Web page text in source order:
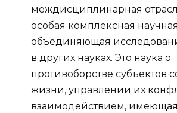
междисциплинарная
особая комплексная
объединяющая
в других науках. Это наука о
противоборстве субъектов
жизни, управлении их
взаимодействием, имеющая